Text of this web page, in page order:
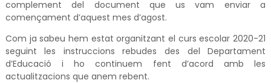
complement del document que us vam enviar a
començament d’aquest mes d’agost.
Com ja sabeu hem estat organitzant el curs escolar 2020-21
seguint les instruccions rebudes des del Departament
d’Educació i ho continuem fent d’acord amb les
actualitzacions que anem rebent.